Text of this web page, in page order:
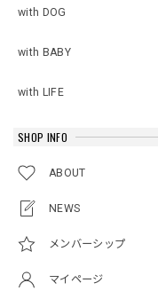
with DOG
with BABY
with LIFE
SHOP INFO
ABOUT
NEWS
メンバーシップ
マイページ